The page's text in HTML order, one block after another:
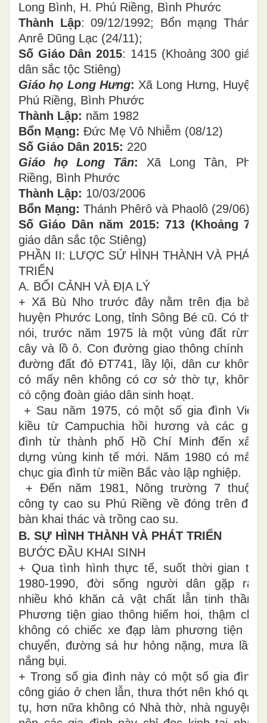
Long Bình, H. Phú Riềng, Bình Phước
Thành Lập: 09/12/1992; Bổn mạng Thánh
Anrê Dũng Lạc (24/11);
Số Giáo Dân 2015: 1415 (Khoảng 300 giáo
dân sắc tộc Stiêng)
Giáo họ Long Hưng: Xã Long Hưng, Huyện
Phú Riềng, Bình Phước
Thành Lập: năm 1982
Bổn Mạng: Đức Mẹ Vô Nhiễm (08/12)
Số Giáo Dân 2015: 220
Giáo họ Long Tân: Xã Long Tân, Phú
Riềng, Bình Phước
Thành Lập: 10/03/2006
Bổn Mạng: Thánh Phêrô và Phaolô (29/06)
Số Giáo Dân năm 2015: 713 (Khoảng 70
giáo dân sắc tộc Stiêng)
PHẦN II: LƯỢC SỬ HÌNH THÀNH VÀ PHÁT
TRIỂN
A. BỐI CẢNH VÀ ĐỊA LÝ
+ Xã Bù Nho trước đây nằm trên địa bàn
huyện Phước Long, tỉnh Sông Bé cũ. Có thể
nói, trước năm 1975 là một vùng đất rừng
cây và lồ ô. Con đường giao thông chính là
đường đất đỏ ĐT741, lầy lội, dân cư không
có mấy nên không có cơ sở thờ tự, không
có cộng đoàn giáo dân sinh hoạt.
+ Sau năm 1975, có một số gia đình Việt
kiều từ Campuchia hồi hương và các gia
đình từ thành phố Hồ Chí Minh đến xây
dựng vùng kinh tế mới. Năm 1980 có mấy
chục gia đình từ miền Bắc vào lập nghiệp.
+ Đến năm 1981, Nông trường 7 thuộc
công ty cao su Phú Riềng về đóng trên địa
bàn khai thác và trồng cao su.
B. SỰ HÌNH THÀNH VÀ PHÁT TRIỂN
BƯỚC ĐẦU KHAI SINH
+ Qua tình hình thực tế, suốt thời gian từ
1980-1990, đời sống người dân gặp rất
nhiều khó khăn cả vật chất lẫn tinh thần.
Phương tiện giao thông hiếm hoi, thậm chí
không có chiếc xe đạp làm phương tiện di
chuyển, đường sá hư hỏng nặng, mưa lầy,
nắng bụi.
+ Trong số gia đình này có một số gia đình
công giáo ở chen lẫn, thưa thớt nên khó quy
tụ, hơn nữa không có Nhà thờ, nhà nguyện,